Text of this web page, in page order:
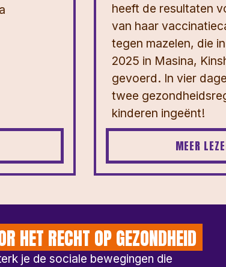
heeft de resultaten
van haar
tegen mazelen, die
2025 in Masina,
gevoerd. In vier
twee
kinderen ingeënt!
MEER
HET RECHT OP GEZONDHEID
je de sociale bewegingen die